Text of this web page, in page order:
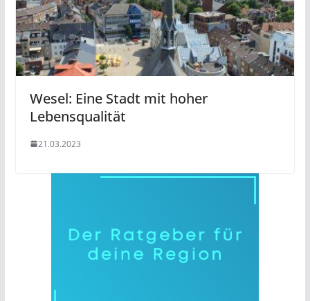
Wesel: Eine Stadt mit hoher
Lebensqualität
21.03.2023